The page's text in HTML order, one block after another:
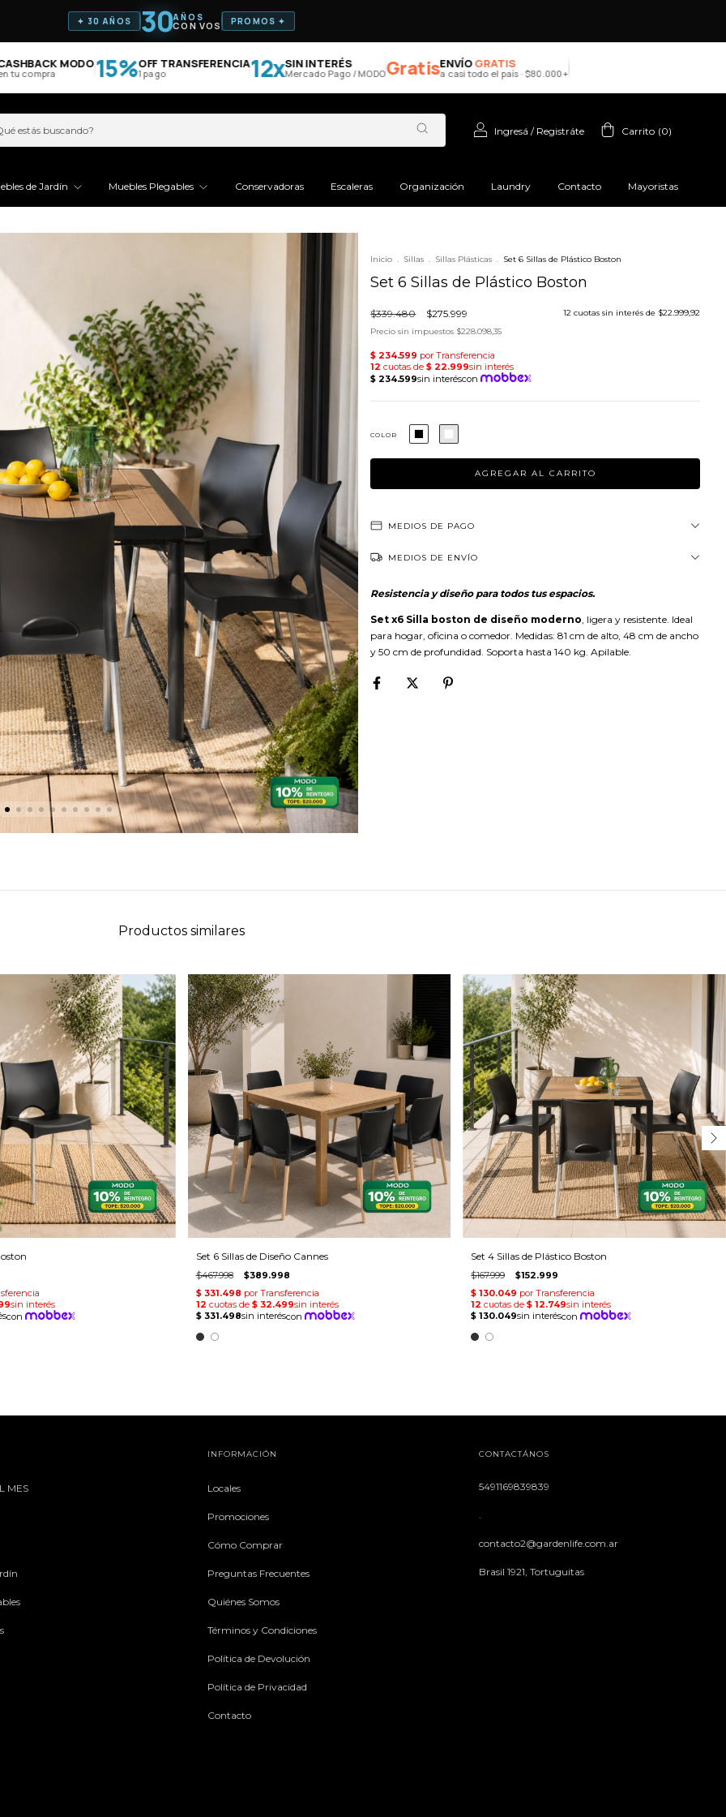
✦ 30 AÑOS 30AÑOS
CON VOS PROMOS ✦
MODO15%OFF TRANSFERENCIA
1 pago 12xSIN INTERÉS
Mercado Pago / MODOGratisENVÍOGRATIS
a casi todo el país · $80.000+
Ingresá / Registráte Carrito (0)
de Jardín Muebles Plegables Conservadoras Escaleras Organización Laundry Contacto Mayoristas
Inicio . Sillas . Sillas Plásticas . Set 6 Sillas de Plástico Boston
Set 6 Sillas de Plástico Boston
$339.480 $275.999 12 cuotas sin interés de $22.999,92
Precio sin impuestos $228.098,35
COLOR
MEDIOS DE PAGO
MEDIOS DE ENVÍO
Resistencia y diseño para todos tus espacios.
Set x6 Silla boston de diseño moderno, ligera y resistente. Ideal
para hogar, oficina o comedor. Medidas: 81 cm de alto, 48 cm de ancho
y 50 cm de profundidad. Soporta hasta 140 kg. Apilable.
Productos similares
Set 6 Sillas de Diseño Cannes
$467.998 $389.998
Set 4 Sillas de Plástico Boston
$167.999 $152.999
MES
INFORMACIÓN
Locales
Promociones
Cómo Comprar
Preguntas Frecuentes
Quiénes Somos
Términos y Condiciones
Política de Devolución
Política de Privacidad
Contacto
CONTACTÁNOS
5491169839839
contacto2@gardenlife.com.ar
Brasil 1921, Tortuguitas